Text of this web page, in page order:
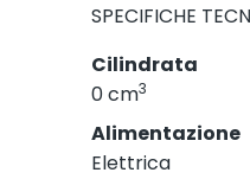
SPECIFICHE
Cilindrata
0 cm3
Alimentazione
Elettrica